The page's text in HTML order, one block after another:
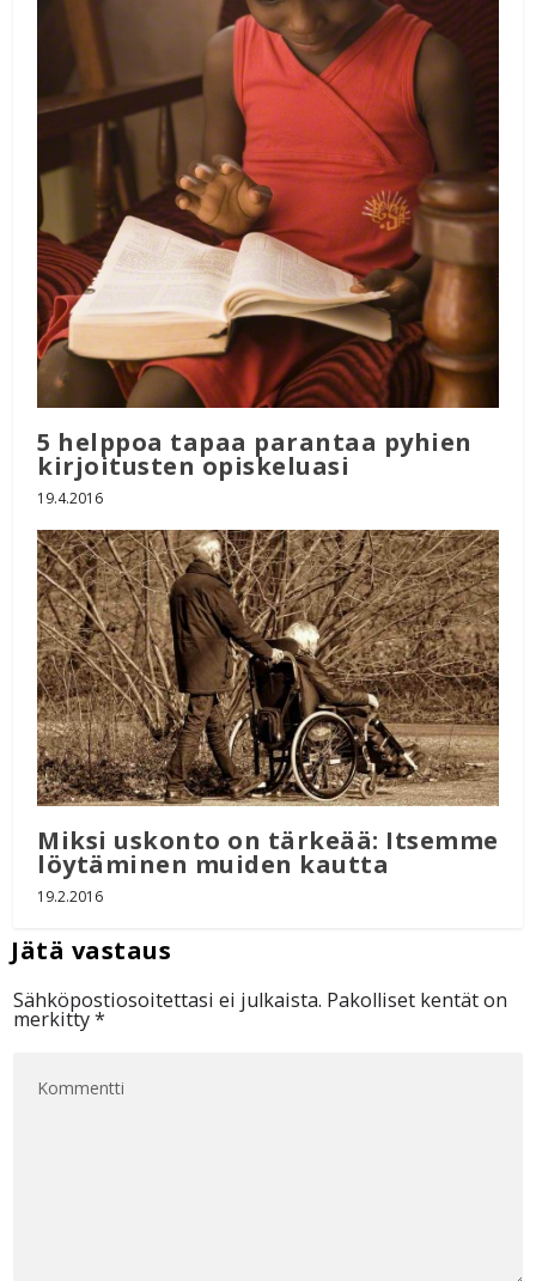
5 helppoa tapaa parantaa pyhien
kirjoitusten opiskeluasi
19.4.2016
Miksi uskonto on tärkeää: Itsemme
löytäminen muiden kautta
19.2.2016
Sähköpostiosoitettasi ei julkaista. Pakolliset kentät on
merkitty*